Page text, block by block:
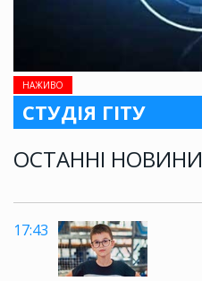
НАЖИВО
СТУДІЯ ГІТУ
ОСТАННІ НОВИНИ
17:43